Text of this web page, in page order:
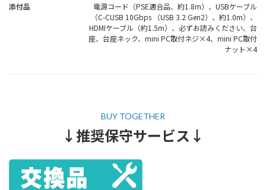
↓推奨保守サービス↓
添付品
電源コード（PSE適合品、約1.8m）、USBケーブル
（C-CUSB 10Gbps （USB 3.2 Gen2）、約1.0m）、
HDMIケーブル（約1.5m）、必ずお読みください、台
座、台座ネック、mini PC取付ネジ×4、mini PC取付
ナット×4